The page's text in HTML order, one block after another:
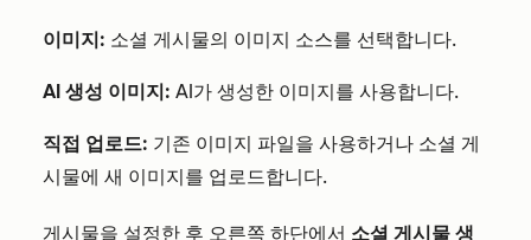
이미지: 소셜 게시물의 이미지 소스를 선택합니다.
AI 생성 이미지: AI가 생성한 이미지를 사용합니다.
직접 업로드: 기존 이미지 파일을 사용하거나 소셜 게
시물에 새 이미지를 업로드합니다.
게시물을 설정한 후 오른쪽 하단에서 소셜 게시물 생